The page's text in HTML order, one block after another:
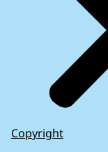
Copyright